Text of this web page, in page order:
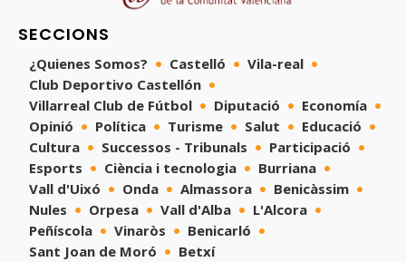
SECCIONS
¿Quienes Somos? Castelló
Vila-real
Club Deportivo Castellón
Villarreal Club de Fútbol
Diputació
Economía
Opinió
Política Turisme Salut
Educació
Cultura
Successos - Tribunals
Participació
Esports
Ciència i tecnologia
Burriana
Vall d'Uixó
Onda Almassora
Benicàssim
Nules
Orpesa Vall d'Alba
L'Alcora
Peñíscola
Vinaròs
Benicarló
Sant Joan de Moró
Betxí